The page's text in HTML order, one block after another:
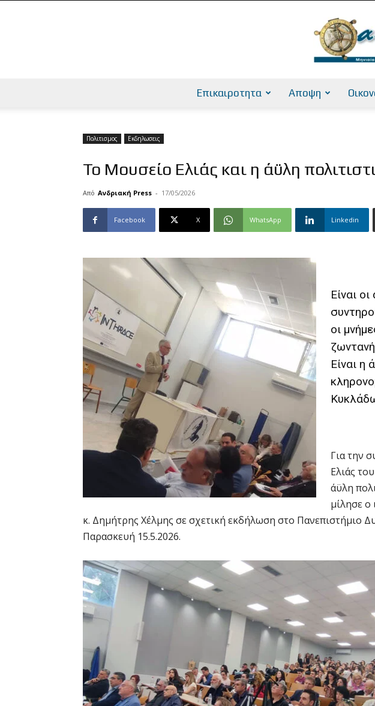
Επικαιροτητα Αποψη
Πολιτισμος Εκδηλωσεις
Το Μουσείο Ελιάς και η άϋλη
Από Ανδριακή Press - 17/05/2026
Facebook X WhatsApp Linkedin
Είναι
οι
Είναι η
Για την
Ελιάς
άϋλη
μίλησε ο
κ. Δημήτρης Χέλμης σε σχετική εκδήλωση στο Πανεπιστήμιο
Παρασκευή 15.5.2026.